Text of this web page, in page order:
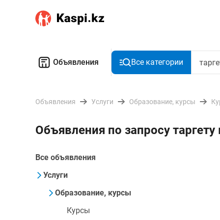
Объявления Все категории
Объявления Услуги Образование, курсы
Объявления по запросу таргету
Все объявления
Услуги
Образование, курсы
Курсы